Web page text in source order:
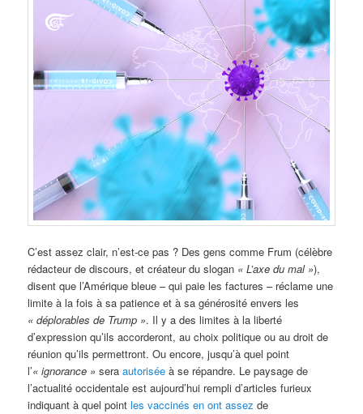
C’est assez clair, n’est-ce pas ? Des gens comme Frum (célèbre
rédacteur de discours, et créateur du slogan « L’axe du mal »),
disent que l’Amérique bleue – qui paie les factures – réclame une
limite à la fois à sa patience et à sa générosité envers les
« déplorables de Trump ». Il y a des limites à la liberté
d’expression qu’ils accorderont, au choix politique ou au droit de
réunion qu’ils permettront. Ou encore, jusqu’à quel point
l’« ignorance » seraautorisée à se répandre. Le paysage de
l’actualité occidentale est aujourd’hui rempli d’articles furieux
indiquant à quel pointles vaccinés en ont assez de